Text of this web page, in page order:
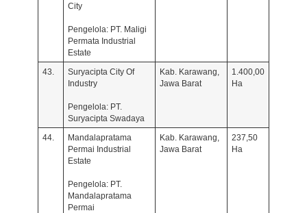
City
Pengelola: PT. Maligi
Permata Industrial
Estate
43.
Suryacipta City Of
Industry
Pengelola: PT.
Suryacipta Swadaya
Kab. Karawang,
Jawa Barat
1.400,00
Ha
44.
Mandalapratama
Permai Industrial
Estate
Pengelola: PT.
Mandalapratama
Permai
Kab. Karawang,
Jawa Barat
237,50
Ha